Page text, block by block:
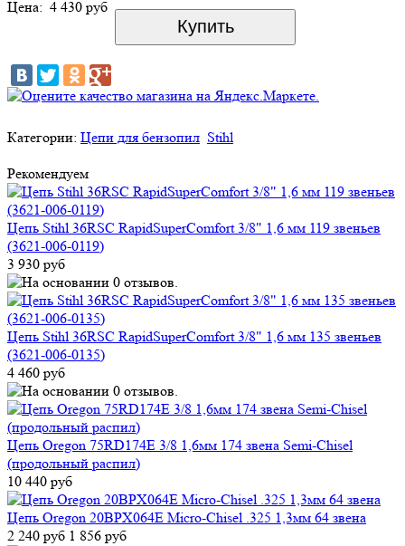
Цена: 4 430 руб
Категории: Цепи для бензопил Stihl
Рекомендуем
Цепь Stihl 36RSC RapidSuperComfort 3/8" 1,6 мм 119 звеньев
(3621-006-0119)
3 930 руб
Цепь Stihl 36RSC RapidSuperComfort 3/8" 1,6 мм 135 звеньев
(3621-006-0135)
4 460 руб
Цепь Oregon 75RD174E 3/8 1,6мм 174 звена Semi-Chisel
(продольный распил)
10 440 руб
Цепь Oregon 20BPX064E Micro-Chisel .325 1,3мм 64 звена
2 240 руб 1 856 руб